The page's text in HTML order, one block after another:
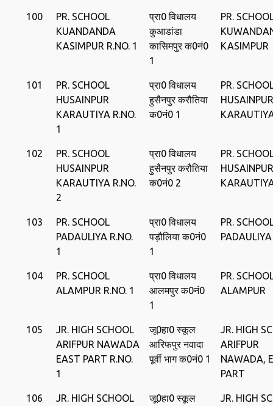
100
PR. SCHOOL
KUANDANDA
KASIMPUR R.NO. 1
प्रा0 विधालय
कुआडांडा
कासिमपुर क0नं0
1
PR.
KASIMPUR
101
PR. SCHOOL
HUSAINPUR
KARAUTIYA R.NO.
1
प्रा0 विधालय
हुसैनपुर करौतिया
क0नं0 1
PR.
HUSAINPUR
102
PR. SCHOOL
HUSAINPUR
KARAUTIYA R.NO.
2
प्रा0 विधालय
हुसैनपुर करौतिया
क0नं0 2
PR.
HUSAINPUR
103
PR. SCHOOL
PADAULIYA R.NO.
1
प्रा0 विधालय
पड़ौलिया क0नं0
1
PR.
PADAULIYA
104
PR. SCHOOL
ALAMPUR R.NO. 1
प्रा0 विधालय
आलमपुर क0नं0
1
PR.
ALAMPUR
105
JR. HIGH SCHOOL
ARIFPUR NAWADA
EAST PART R.NO.
1
जू0हा0 स्‍कूल
आरिफपुर नवादा
पूर्वी भाग क0नं0 1
JR. HIGH
ARIFPUR
NAWADA,
PART
106 JR. HIGH SCHOOL जू0हा0 स्‍कूल JR. HIGH